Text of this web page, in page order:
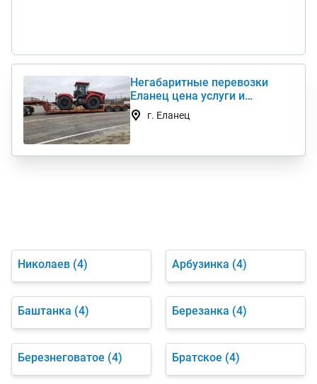
Негабаритные перевозки
Еланец цена услуги и
стоимость 1 км недорого
г. Еланец
Николаев (4) Арбузинка (4)
Баштанка (4) Березанка (4)
Березнеговатое (4) Братское (4)